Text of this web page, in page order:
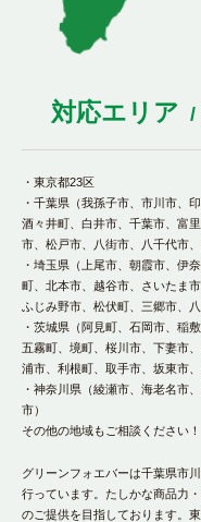
対応エリア /
・東京都23区
・千葉県（我孫子市、市川市、
酒々井町、白井市、千葉市、富
市、松戸市、八街市、八千代市、
・埼玉県（上尾市、朝霞市、伊
町、北本市、越谷市、さいたま
ふじみ野市、松伏町、三郷市、
・茨城県（阿見町、石岡市、稲
五霧町、境町、桜川市、下妻市
浦市、利根町、取手市、坂東市
・神奈川県（綾瀬市、海老名市
市）
その他の地域もご相談ください！
グリーンフォエバーは千葉県市
行っています。たしかな商品力
のご提供を目指しております。